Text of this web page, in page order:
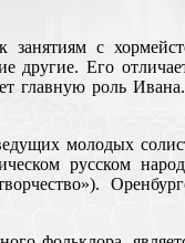
с
Его отличает
главную роль
молодых
русском